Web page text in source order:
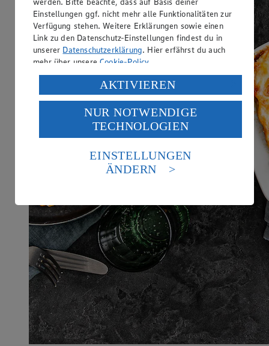
Einstellungen ggf. nicht mehr alle Funktionalitäten zur
Verfügung stehen. Weitere Erklärungen sowie einen
Link zu den Datenschutz-Einstellungen findest du in
unserer Datenschutzerklärung. Hier erfährst du auch
mehr über unsereCookie-Policy.
Verarbeitung deiner personenbezogenen Daten in den
USA durch Facebook und YouTube:
Wenn du auf „Aktivieren“ klickst, willigst du im Sinne
des Art. 49 Abs. 1 Satz 1 lit. a) DSGVO ein, dass deine
Daten in den USA verarbeitet werden. Der EuGH sieht
die USA als Land mit einem nach europäischen
Standards nicht angemessenen Datenschutzniveau an.
Es besteht das Risiko eines Zugriffs durch US-
Informationen zum Herausgeber der Seite findest du
imImpressum
AKTIVIEREN
NUR NOTWENDIGE
TECHNOLOGIEN
EINSTELLUNGEN
ÄNDERN